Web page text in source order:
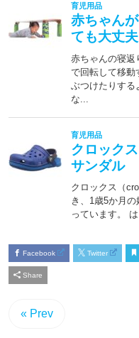
Facebook Twitter
Share
« Prev